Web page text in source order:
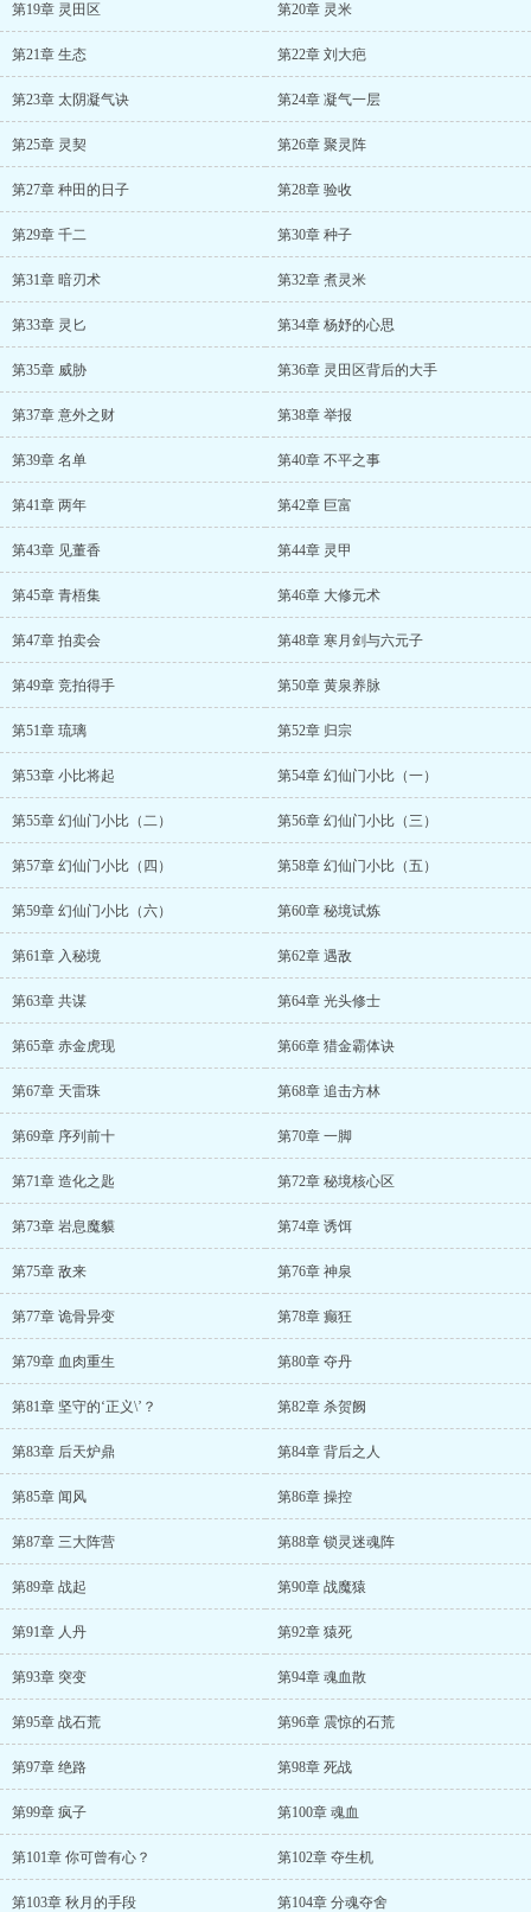
第19章 灵田区 第20章 灵米
第21章 生态 第22章 刘大疤
第23章 太阴凝气诀 第24章 凝气一层
第25章 灵契 第26章 聚灵阵
第27章 种田的日子 第28章 验收
第29章 千二 第30章 种子
第31章 暗刃术 第32章 煮灵米
第33章 灵匕 第34章 杨妤的心思
第35章 威胁 第36章 灵田区背后的大手
第37章 意外之财 第38章 举报
第39章 名单 第40章 不平之事
第41章 两年 第42章 巨富
第43章 见董香 第44章 灵甲
第45章 青梧集 第46章 大修元术
第47章 拍卖会 第48章 寒月剑与六元子
第49章 竞拍得手 第50章 黄泉养脉
第51章 琉璃 第52章 归宗
第53章 小比将起 第54章 幻仙门小比（一）
第55章 幻仙门小比（二） 第56章 幻仙门小比（三）
第57章 幻仙门小比（四） 第58章 幻仙门小比（五）
第59章 幻仙门小比（六） 第60章 秘境试炼
第61章 入秘境 第62章 遇敌
第63章 共谋 第64章 光头修士
第65章 赤金虎现 第66章 猎金霸体诀
第67章 天雷珠 第68章 追击方林
第69章 序列前十 第70章 一脚
第71章 造化之匙 第72章 秘境核心区
第73章 岩息魔貘 第74章 诱饵
第75章 敌来 第76章 神泉
第77章 诡骨异变 第78章 癫狂
第79章 血肉重生 第80章 夺丹
第81章 坚守的‘正义\’？ 第82章 杀贺阙
第83章 后天炉鼎 第84章 背后之人
第85章 闻风 第86章 操控
第87章 三大阵营 第88章 锁灵迷魂阵
第89章 战起 第90章 战魔猿
第91章 人丹 第92章 猿死
第93章 突变 第94章 魂血散
第95章 战石荒 第96章 震惊的石荒
第97章 绝路 第98章 死战
第99章 疯子 第100章 魂血
第101章 你可曾有心？ 第102章 夺生机
第103章 秋月的手段 第104章 分魂夺舍